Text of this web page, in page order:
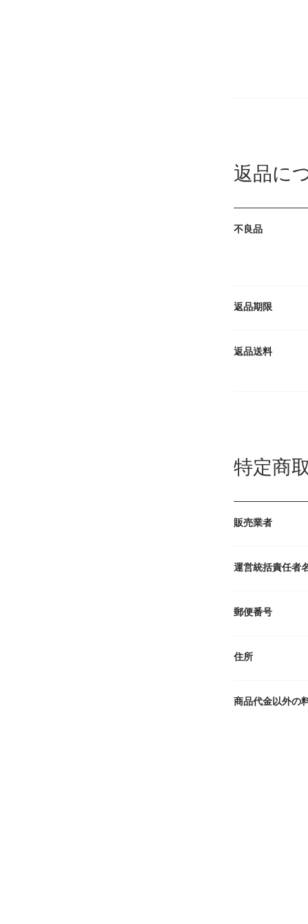
返品に
不良品
返品期限
返品送料
特定商
販売業者
運営統括責任者
郵便番号
住所
商品代金以外の